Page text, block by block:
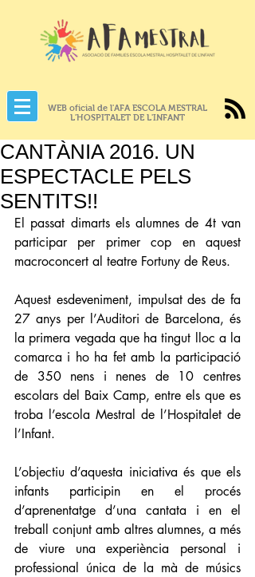
WEB oficial de l'AFA ESCOLA MESTRAL
L'HOSPITALET DE L'INFANT
CANTÀNIA 2016. UN
ESPECTACLE PELS
SENTITS!!
El passat dimarts els alumnes de 4t van
participar per primer cop en aquest
macroconcert al teatre Fortuny de Reus.
Aquest esdeveniment, impulsat des de fa
27 anys per l’Auditori de Barcelona, és
la primera vegada que ha tingut lloc a la
comarca i ho ha fet amb la participació
de 350 nens i nenes de 10 centres
escolars del Baix Camp, entre els que es
troba l’escola Mestral de l’Hospitalet de
l’Infant.
L’objectiu d’aquesta iniciativa és que els
infants participin en el procés
d’aprenentatge d’una cantata i en el
treball conjunt amb altres alumnes, a més
de viure una experiència personal i
professional única de la mà de músics